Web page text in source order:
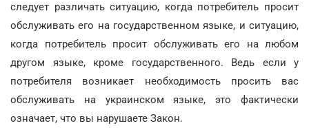
следует различать ситуацию, когда потребитель просит
обслуживать его на государственном языке, и ситуацию,
когда потребитель просит обслуживать его на любом
другом языке, кроме государственного. Ведь если у
потребителя возникает необходимость просить вас
обслуживать на украинском языке, это фактически
означает, что вы нарушаете Закон.